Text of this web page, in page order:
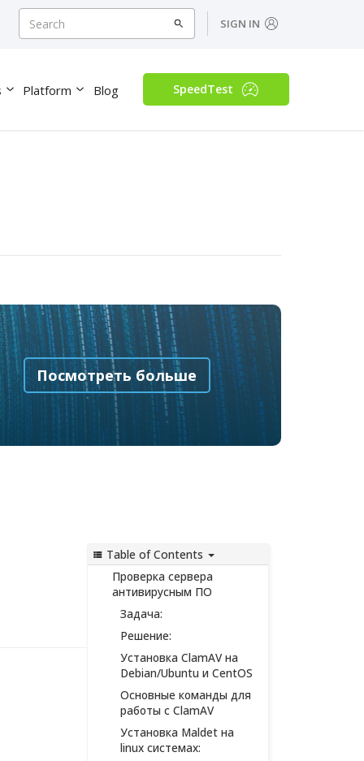
SIGN IN
Platform Blog SpeedTest
Посмотреть больше
Table of Contents
Проверка сервера
антивирусным ПО
Задача:
Решение:
Установка ClamAV на
Debian/Ubuntu и CentOS
Основные команды для
работы с ClamAV
Установка Maldet на
linux системах: